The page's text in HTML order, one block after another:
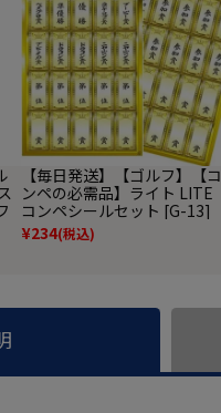
【毎日発送】【ゴルフ】【コ
ンペの必需品】ライト LITE
コンペシールセット [G-13]
¥234(税込)